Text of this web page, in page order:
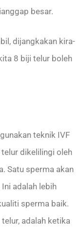
besar.
dijangkakan kira-
8 biji telur boleh
teknik IVF
telur dikelilingi oleh
Satu sperma akan
adalah lebih
sperma baik.
adalah ketika